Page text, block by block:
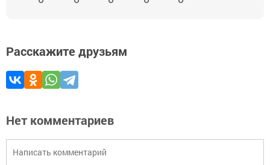
Расскажите друзьям
Нет комментариев